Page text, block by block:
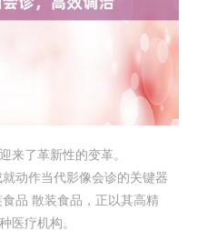
来了革新性的变革。
动作当代影像会诊的关键器
品 散装食品，正以其高精
医疗机构。